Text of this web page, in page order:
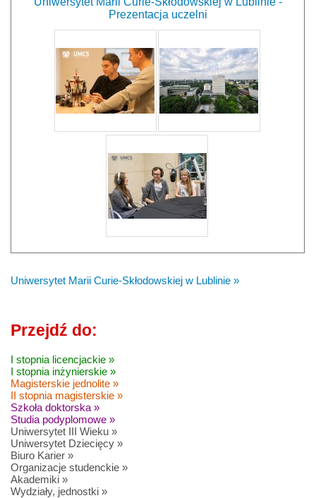
Prezentacja uczelni
Uniwersytet Marii Curie-Skłodowskiej w Lublinie »
Przejdź do:
I stopnia licencjackie »
I stopnia inżynierskie »
Magisterskie jednolite »
II stopnia magisterskie »
Szkoła doktorska »
Studia podyplomowe »
Uniwersytet III Wieku »
Uniwersytet Dziecięcy »
Biuro Karier »
Organizacje studenckie »
Akademiki »
Wydziały, jednostki »